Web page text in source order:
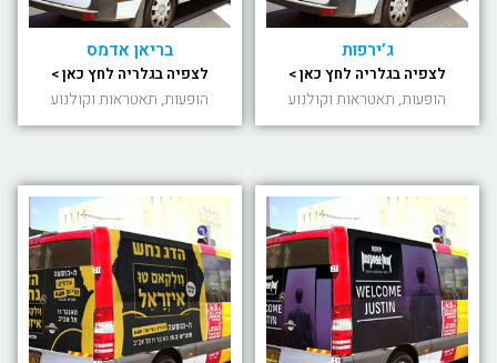
ג’ירפות
לצפיה בגלריה לחץ כאן >
הופעות, תאטראות וקולנוע
בריאן אדמס
לצפיה בגלריה לחץ כאן >
הופעות, תאטראות וקולנוע